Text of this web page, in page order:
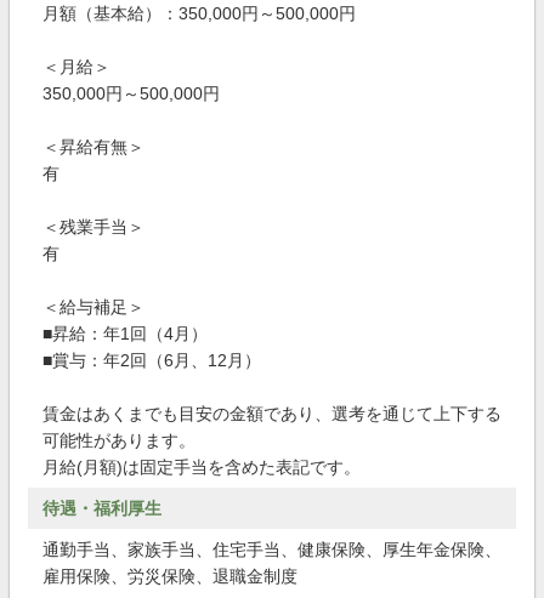
月額（基本給）：350,000円～500,000円
＜月給＞
350,000円～500,000円
＜昇給有無＞
有
＜残業手当＞
有
＜給与補足＞
■昇給：年1回（4月）
■賞与：年2回（6月、12月）
賃金はあくまでも目安の金額であり、選考を通じて上下する
可能性があります。
月給(月額)は固定手当を含めた表記です。
待遇・福利厚生
通勤手当、家族手当、住宅手当、健康保険、厚生年金保険、
雇用保険、労災保険、退職金制度